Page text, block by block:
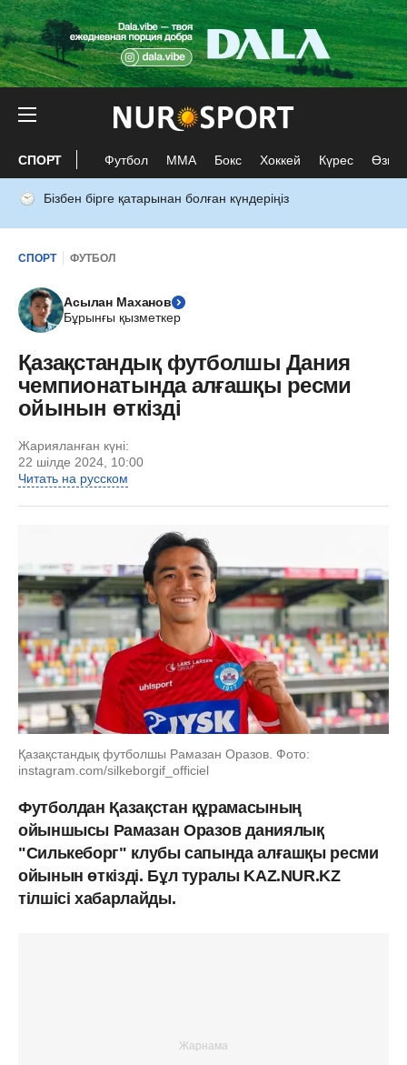
СПОРТ Футбол ММА Бокс Хоккей Күрес Өзге
Бізбен бірге қатарынан болған күндеріңіз
СПОРТ ФУТБОЛ
Асылан Маханов
Бұрынғы қызметкер
Қазақстандық футболшы Дания
чемпионатында алғашқы ресми
ойынын өткізді
Жарияланған күні:
22 шілде 2024, 10:00
Читать на русском
Қазақстандық футболшы Рамазан Оразов. Фото:
instagram.com/silkeborgif_officiel
Футболдан Қазақстан құрамасының
ойыншысы Рамазан Оразов даниялық
"Силькеборг" клубы сапында алғашқы ресми
ойынын өткізді. Бұл туралы KAZ.NUR.KZ
тілшісі хабарлайды.